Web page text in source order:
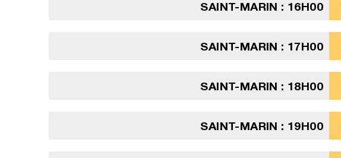
SAINT-MARIN : 16H00
SAINT-MARIN : 17H00
SAINT-MARIN : 18H00
SAINT-MARIN : 19H00